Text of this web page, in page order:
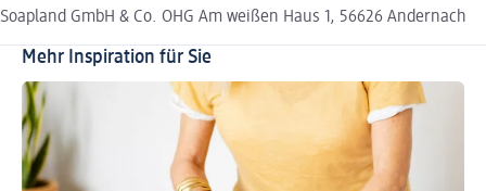
Soapland GmbH & Co. OHG Am weißen Haus 1, 56626 Andernach
Mehr Inspiration für Sie